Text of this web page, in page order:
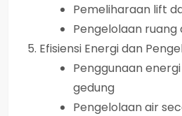
Pemeliharaan lift
Pengelolaan
Efisiensi Energi dan
Penggunaan
gedung
Pengelolaan air